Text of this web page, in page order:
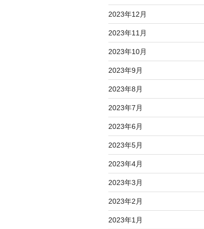
2023年12月
2023年11月
2023年10月
2023年9月
2023年8月
2023年7月
2023年6月
2023年5月
2023年4月
2023年3月
2023年2月
2023年1月